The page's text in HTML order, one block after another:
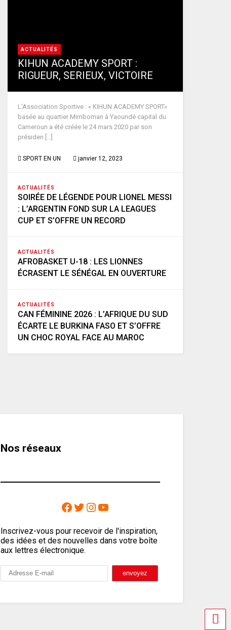
ACTUALITÉS
KIHUN ACADEMY SPORT :
RIGUEUR, SERIEUX, VICTOIRE
L’Association Sportive : « KIHUN ACADEMY SPORT»
basée au quartier Mimboman à Yaoundé capital du
Cameroun a été créée le 24 mars 2020 par son
présiden [...]
SPORT EN UN janvier 12, 2023
ACTUALITÉS
SOIRÉE DE LÉGENDE POUR LIONEL MESSI
: L’ARGENTIN FOND SUR LA LEAGUES
CUP ET S’OFFRE UN RECORD
ACTUALITÉS
AFROBASKET U-18 : LES LIONNES
ÉCRASENT LE SÉNÉGAL EN OUVERTURE
ACTUALITÉS
CAN FÉMININE 2026 : L’AFRIQUE DU SUD
ÉCARTE LE BURKINA FASO ET S’OFFRE
UN CHOC ROYAL FACE AU MAROC
Nos réseaux
Inscrivez-vous pour recevoir de l'inspiration,
des idées et des nouvelles dans votre boîte
aux lettres électronique.